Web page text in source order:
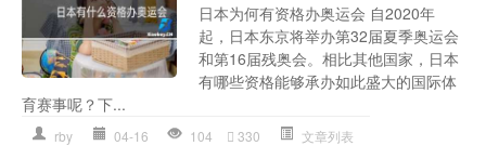
日本为何有资格办奥运会 自2020年
起，日本东京将举办第32届夏季奥运会
和第16届残奥会。相比其他国家，日本
有哪些资格能够承办如此盛大的国际体
育赛事呢？下...
rby 04-16 104 330 文章列表